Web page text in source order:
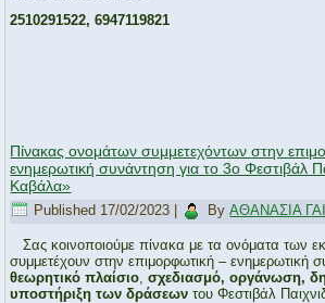
2510291522, 6947119821
Πίνακας ονομάτων συμμετεχόντων στην
ενημερωτική συνάντηση για το 3ο Φεστιβάλ
Καβάλα»
Published 17/02/2023 By ΑΘΑΝΑΣΙΑ
Σας κοινοποιούμε πίνακα με τα ονόματα των
συμμετέχουν στην επιμορφωτική – ενημερωτική
θεωρητικό πλαίσιο ,σχεδιασμό, οργάνωση,
υποστήριξη των δράσεωντου Φεστιβάλ